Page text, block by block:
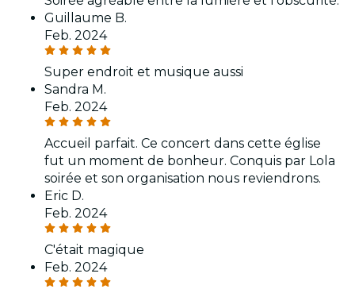
Guillaume B.
Feb. 2024
Super endroit et musique aussi
Sandra M.
Feb. 2024
Accueil parfait. Ce concert dans cette église
fut un moment de bonheur. Conquis par Lola
soirée et son organisation nous reviendrons.
Eric D.
Feb. 2024
C'était magique
Feb. 2024